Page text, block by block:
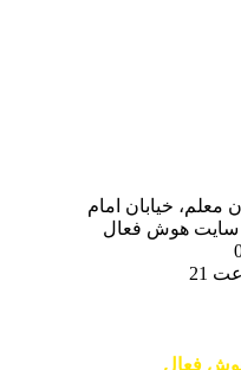
معلم، خیابان امام
فعال